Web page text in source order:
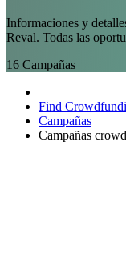
Informaciones y
Reval. Todas las
16 Campañas
Find
Campañas
Campañas